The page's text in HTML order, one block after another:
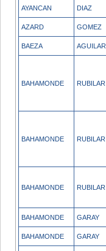
AYANCAN DIAZ
AZARD GOMEZ
BAEZA AGUILAR
BAHAMONDE RUBILAR
BAHAMONDE RUBILAR
BAHAMONDE RUBILAR
BAHAMONDE GARAY
BAHAMONDE GARAY